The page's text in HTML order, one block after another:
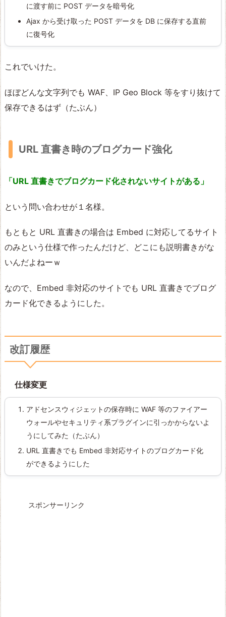
に渡す前に POST データを暗号化
Ajax から受け取った POST データを DB に保存する直前
に復号化
これでいけた。
ほぼどんな文字列でも WAF、IP Geo Block 等をすり抜けて
保存できるはず（たぶん）
URL 直書き時のブログカード強化
「URL 直書きでブログカード化されないサイトがある」
という問い合わせが１名様。
もともと URL 直書きの場合は Embed に対応してるサイト
のみという仕様で作ったんだけど、どこにも説明書きがな
いんだよねーｗ
なので、Embed 非対応のサイトでも URL 直書きでブログ
カード化できるようにした。
改訂履歴
仕様変更
アドセンスウィジェットの保存時に WAF 等のファイアー
ウォールやセキュリティ系プラグインに引っかからないよ
うにしてみた（たぶん）
URL 直書きでも Embed 非対応サイトのブログカード化
ができるようにした
スポンサーリンク